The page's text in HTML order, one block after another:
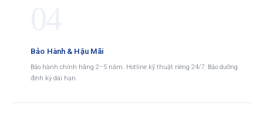
Bảo Hành & Hậu Mãi
Bảo hành chính hãng 2–5 năm. Hotline kỹ thuật riêng 24/7. Bảo dưỡng
định kỳ dài hạn.